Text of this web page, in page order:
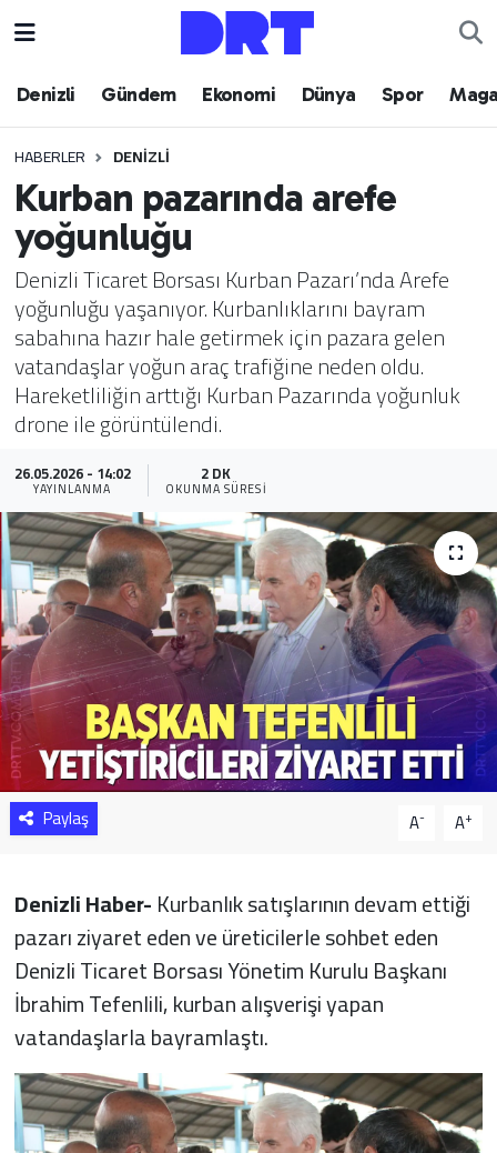
Denizli Gündem Ekonomi Dünya Spor
HABERLER DENIZLI
Kurban pazarında arefe
yoğunluğu
Denizli Ticaret Borsası Kurban Pazarı’nda Arefe
yoğunluğu yaşanıyor. Kurbanlıklarını bayram
sabahına hazır hale getirmek için pazara gelen
vatandaşlar yoğun araç trafiğine neden oldu.
Hareketliliğin arttığı Kurban Pazarında yoğunluk
drone ile görüntülendi.
26.05.2026 - 14:02
YAYINLANMA
2 DK
OKUNMA SÜRESI
Paylaş A- A+
Denizli Haber-Kurbanlık satışlarının devam ettiği
pazarı ziyaret eden ve üreticilerle sohbet eden
Denizli Ticaret Borsası Yönetim Kurulu Başkanı
İbrahim Tefenlili, kurban alışverişi yapan
vatandaşlarla bayramlaştı.
Denizli
Ekonomi
Dünya
Spor
Magazin
Teknoloji
Yaşam
Sağlık
Yazarlar
Resmi İlan
Resmi Reklam
Hava Durumu
Trafik Durumu
Puan Durumu ve Fikstür
Tüm Manşetler
Son Dakika Haberleri
Haber Arşivi